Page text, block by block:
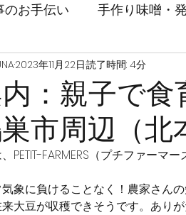
のお手伝い 手作り味噌・
：親子で
市周辺（北
2023年11月22日読了時間: 4分
PETIT-FARMERS（プチファーマー
象に負けることなく！農家さんの
大豆が収穫できそうです。ありが